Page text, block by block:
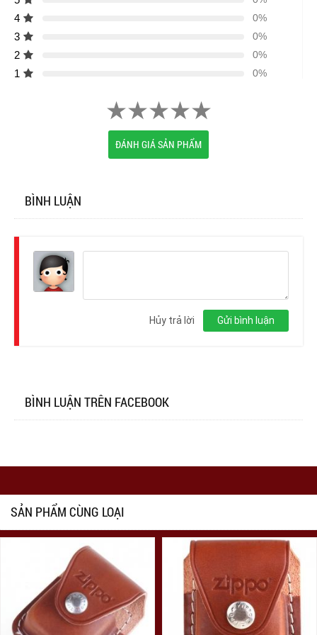
4 0%
3 0%
2 0%
1 0%
ĐÁNH GIÁ SẢN PHẨM
BÌNH LUẬN
Gửi bình luận
Hủy trả lời
BÌNH LUẬN TRÊN FACEBOOK
SẢN PHẨM CÙNG LOẠI